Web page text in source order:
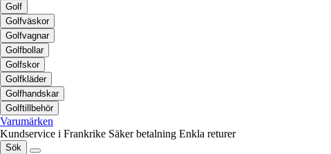
Golf
Golfväskor
Golfvagnar
Golfbollar
Golfskor
Golfkläder
Golfhandskar
Golftillbehör
Varumärken
Kundservice i Frankrike Säker betalning Enkla returer
Sök